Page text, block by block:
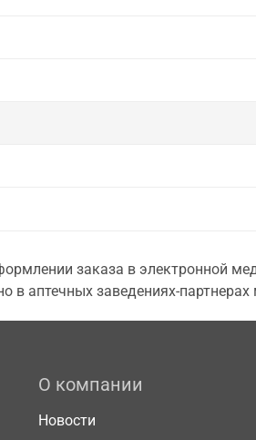
заказа в электронной
аптечных заведениях-партнерах
О компании
Новости